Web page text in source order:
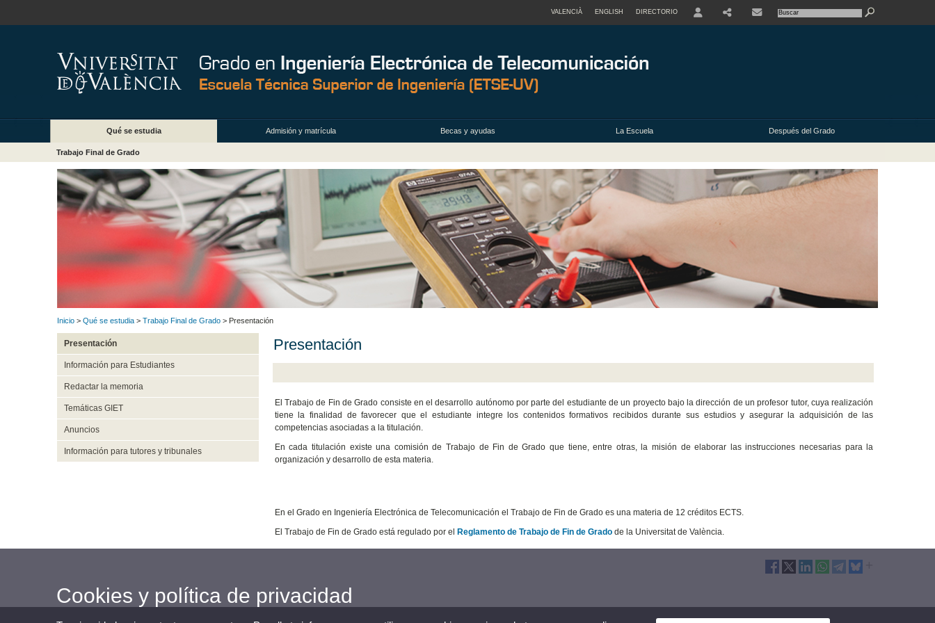
VALENCIÀ ENGLISH DIRECTORIO
Qué se estudia Admisión y matrícula Becas y ayudas La Escuela Después del Grado
Trabajo Final de Grado
Inicio > Qué se estudia > Trabajo Final de Grado > Presentación
Presentación
Información para Estudiantes
Redactar la memoria
Temáticas GIET
Anuncios
Información para tutores y tribunales
Presentación
El Trabajo de Fin de Grado consiste en el desarrollo autónomo por parte del estudiante de un proyecto bajo la dirección de un profesor tutor, cuya realización
tiene la finalidad de favorecer que el estudiante integre los contenidos formativos recibidos durante sus estudios y asegurar la adquisición de las
competencias asociadas a la titulación.
En cada titulación existe una comisión de Trabajo de Fin de Grado que tiene, entre otras, la misión de elaborar las instrucciones necesarias para la
organización y desarrollo de esta materia.
En el Grado en Ingeniería Electrónica de Telecomunicación el Trabajo de Fin de Grado es una materia de 12 créditos ECTS.
El Trabajo de Fin de Grado está regulado por el Reglamento de Trabajo de Fin de Gradode la Universitat de València.
Cookies y política de privacidad